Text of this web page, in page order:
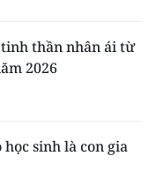
thần nhân ái từ
2026
sinh là con gia